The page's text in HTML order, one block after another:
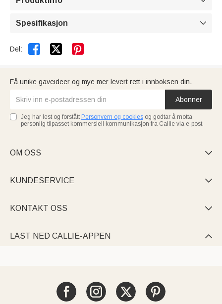
Spesifikasjon 
Del:  
Få unike gaveideer og mye mer levert rett i innboksen din.
Abonner
Jeg har lest og forstått Personvern og cookies og godtar å motta
personlig tilpasset kommersiell kommunikasjon fra Callie via e-post.
OM OSS 
KUNDESERVICE 
KONTAKT OSS 
LAST NED CALLIE-APPEN 